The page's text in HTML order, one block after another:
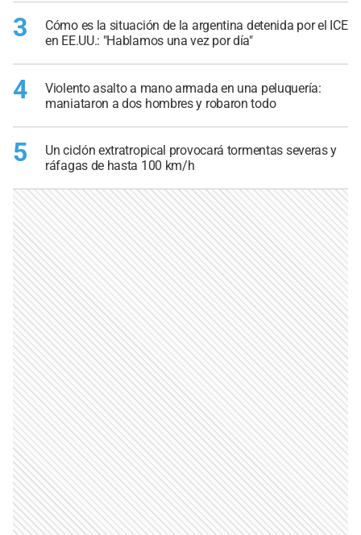
3
Cómo es la situación de la argentina detenida por el ICE
en EE.UU.: "Hablamos una vez por día"
4
Violento asalto a mano armada en una peluquería:
maniataron a dos hombres y robaron todo
5
Un ciclón extratropical provocará tormentas severas y
ráfagas de hasta 100 km/h